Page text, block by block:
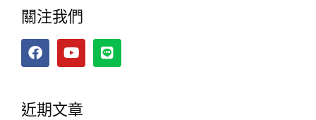
關注我們
近期文章